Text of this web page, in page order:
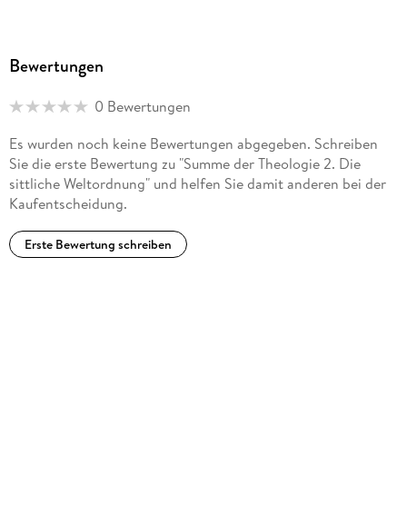
Bewertungen
0 Bewertungen
Es wurden noch keine Bewertungen abgegeben. Schreiben
Sie die erste Bewertung zu "Summe der Theologie 2. Die
sittliche Weltordnung" und helfen Sie damit anderen bei der
Kaufentscheidung.
Erste Bewertung schreiben